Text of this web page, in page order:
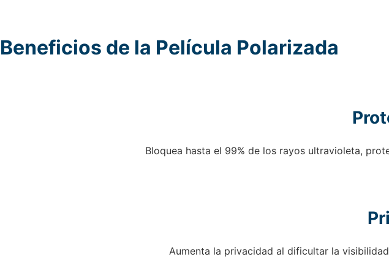
Beneficios de la Película Polarizada
Bloquea hasta el 99% de los rayos ultravioleta,
Aumenta la privacidad al dificultar la